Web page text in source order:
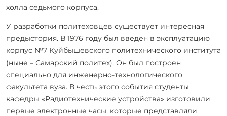
холла седьмого корпуса.
У разработки политеховцев существует интересная
предыстория. В 1976 году был введен в эксплуатацию
корпус №7 Куйбышевского политехнического института
(ныне – Самарский политех). Он был построен
специально для инженерно-технологического
факультета вуза. В честь этого события студенты
кафедры «Радиотехнические устройства» изготовили
первые электронные часы, которые представляли